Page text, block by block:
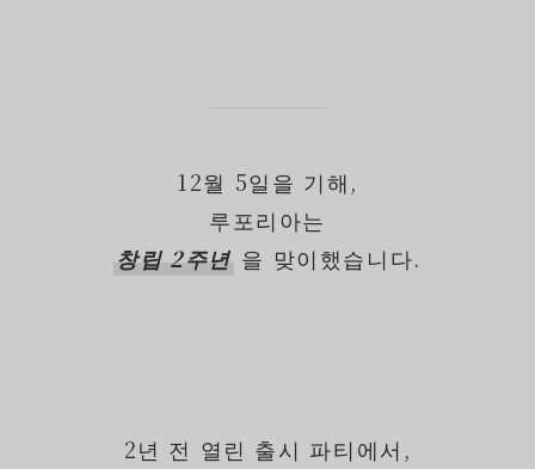
12월 5일을 기해,
루포리아는
창립 2주년 을 맞이했습니다.
2년 전 열린 출시 파티에서,